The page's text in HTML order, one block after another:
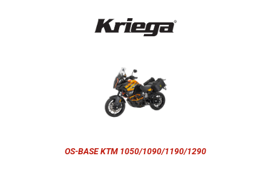
OS-BASE KTM 1050/1090/1190/1290